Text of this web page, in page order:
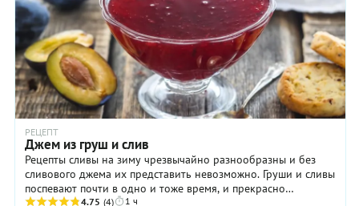
РЕЦЕПТ
Джем из груш и слив
Рецепты сливы на зиму чрезвычайно разнообразны и без
сливового джема их представить невозможно. Груши и сливы
поспевают почти в одно и тоже время, и прекрасно
дополняют друг друга при варке сладкой ...
4.75 (4) 1 ч